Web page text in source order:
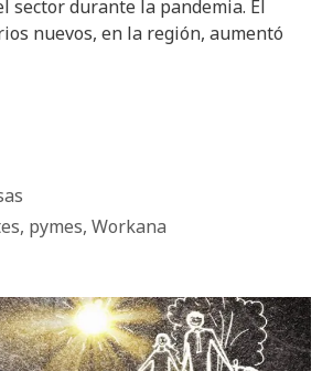
sector durante la pandemia. El
nuevos, en la región, aumentó
, pymes, Workana